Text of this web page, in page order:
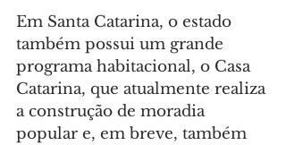
Em Santa Catarina, o estado
também possui um grande
programa habitacional, o Casa
Catarina, que atualmente realiza
a construção de moradia
popular e, em breve, também